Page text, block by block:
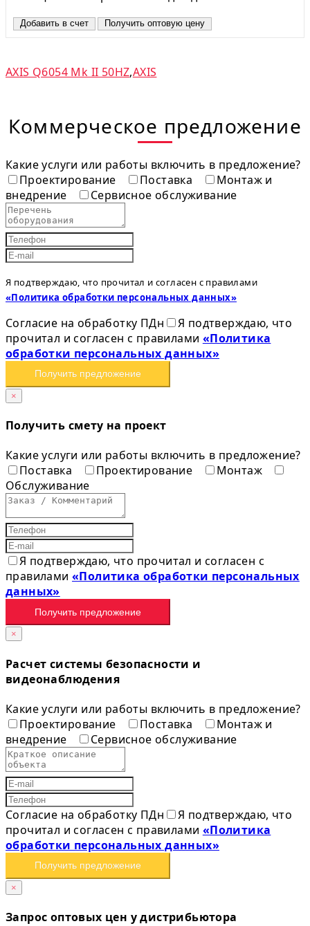
Добавить в счет Получить оптовую цену
AXIS Q6054 Mk II 50HZ,AXIS
Коммерческое предложение
Какие услуги или работы включить в предложение?
Проектирование
Поставка
Монтаж и
внедрение
Сервисное обслуживание
Я подтверждаю, что прочитал и согласен с правилами
«Политика обработки персональных данных»
Согласие на обработку ПДн
Я подтверждаю, что
прочитал и согласен с правилами «Политика
обработки персональных данных»
Получить предложение
×
Получить смету на проект
Какие услуги или работы включить в предложение?
Поставка
Проектирование
Монтаж
Обслуживание
Я подтверждаю, что прочитал и согласен с
правилами«Политика обработки персональных
данных»
Получить предложение
×
Расчет системы безопасности и
видеонаблюдения
Какие услуги или работы включить в предложение?
Проектирование
Поставка
Монтаж и
внедрение
Сервисное обслуживание
Согласие на обработку ПДн
Я подтверждаю, что
прочитал и согласен с правилами «Политика
обработки персональных данных»
Получить предложение
×
Запрос оптовых цен у дистрибьютора